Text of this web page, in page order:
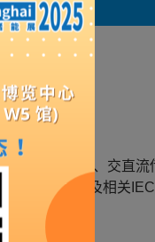
电镀、牵引、交直
准GB1094及相关